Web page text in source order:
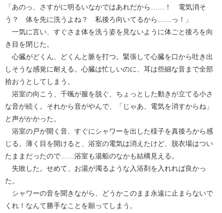
「あのっ、さすがに明るいなかではあれだから……！ 電気消そ
う？ 体を先に洗うよね？ 私後ろ向いてるから……っ！」
一気に言い、すぐさま体を洗う姿を見ないように体ごと後ろを向
き目を閉じた。
心臓がどくん、どくんと脈を打つ。緊張して心臓を口から吐き出
しそうな感覚に耐える。心臓は忙しいのに、耳は些細な音まで全部
拾おうとしてしまう。
浴室の向こう、千颯が服を脱ぐ、ちょっとした動きが立てる小さ
な音が続く。それから音がやんで、「じゃあ、電気を消すからね」
と声がかかった。
浴室の戸が開く音、すぐにシャワーを出した様子を真後ろから感
じる。薄く目を開けると、浴室の電気は消えたけど、脱衣場はつい
たままだったので……浴室も湯船のなかも結構見える。
失敗した。せめて、お湯が濁るような入浴剤を入れれば良かっ
た。
シャワーの音を聞きながら、どうかこのまま永遠に止まらないで
くれ！なんて勝手なことを願ってしまう。